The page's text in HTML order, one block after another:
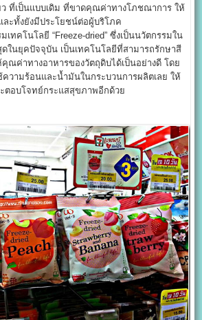
ที่เป็นแบบเดิม ที่ขาดคุณค่าทางโภชณาการ ให้
ะทั้งยังมีประโยชน์ต่อผู้บริโภค
คโนโลยี “Freeze-dried” ซึ่งเป็นนวัตกรรมใน
ในยุคปัจจุบัน เป็นเทคโนโลยีที่สามารถรักษาสี
ณค่าทางอาหารของวัตถุดิบได้เป็นอย่างดี โดย
ความร้อนและน้ำมันในกระบวนการผลิตเลย ให้
อบโจทย์กระแสสุขภาพอีกด้วย